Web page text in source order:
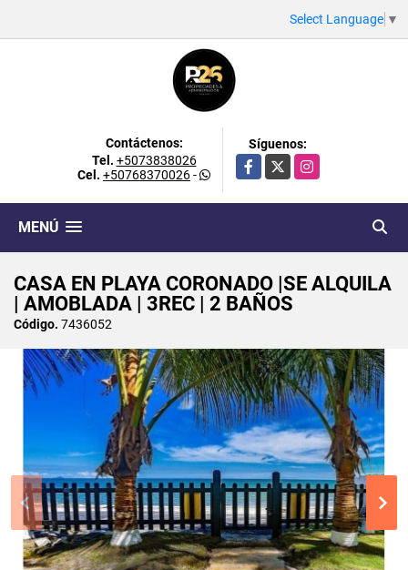
Select Language ▼
Contáctenos:
Tel. +5073838026
Cel. +50768370026-
Síguenos:
Facebook
X Instagram
MENÚ
CASA EN PLAYA CORONADO |SE ALQUILA
| AMOBLADA | 3REC | 2 BAÑOS
Código. 7436052